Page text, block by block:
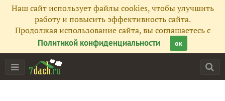
Наш сайт использует файлы cookies, чтобы улучшить
работу и повысить эффективность сайта.
Продолжая использование сайта, вы соглашаетесь с
Политикой конфиденциальности
ок